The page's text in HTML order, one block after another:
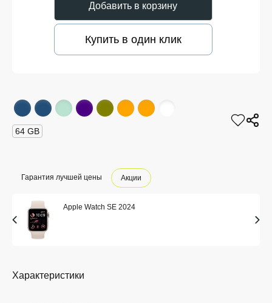
Добавить в корзину
Купить в один клик
64 GB
Гарантия лучшей цены Акции
Apple Watch SE 2024
Характеристики